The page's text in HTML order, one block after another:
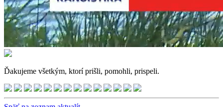
Ďakujeme všetkým, ktorí prišli, pomohli, prispeli.